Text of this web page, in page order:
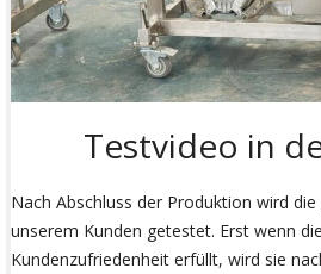
Testvideo in
Nach Abschluss der Produktion wird
unserem Kunden getestet. Erst wenn
Kundenzufriedenheit erfüllt, wird sie